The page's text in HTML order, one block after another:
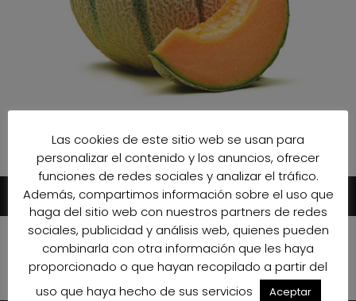
Las cookies de este sitio web se usan para
personalizar el contenido y los anuncios, ofrecer
funciones de redes sociales y analizar el tráfico.
Además, compartimos información sobre el uso que
haga del sitio web con nuestros partners de redes
sociales, publicidad y análisis web, quienes pueden
combinarla con otra información que les haya
proporcionado o que hayan recopilado a partir del
uso que haya hecho de sus servicios
Aceptar